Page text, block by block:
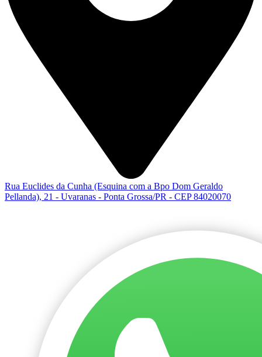
Rua Euclides da Cunha (Esquina com a Bpo Dom Geraldo
Pellanda), 21 - Uvaranas - Ponta Grossa/PR - CEP 84020070